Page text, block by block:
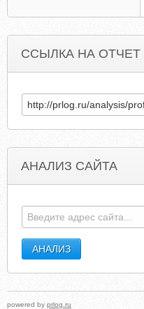
ССЫЛКА НА ОТЧЕТ
АНАЛИЗ САЙТА
powered by prlog.ru